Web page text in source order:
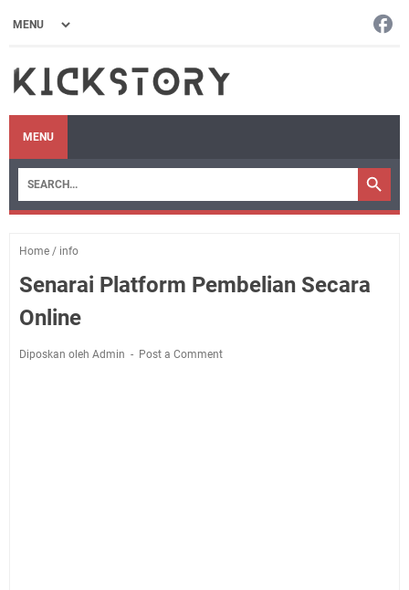
MENU
Home / info
Senarai Platform Pembelian Secara
Online
Diposkan oleh Admin Post a Comment